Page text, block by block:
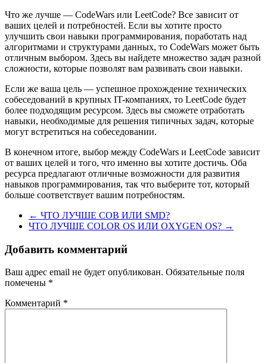
Что же лучше — CodeWars или LeetCode? Все зависит от
ваших целей и потребностей. Если вы хотите просто
улучшить свои навыки программирования, поработать над
алгоритмами и структурами данных, то CodeWars может быть
отличным выбором. Здесь вы найдете множество задач разной
сложности, которые позволят вам развивать свои навыки.
Если же ваша цель — успешное прохождение технических
собеседований в крупных IT-компаниях, то LeetCode будет
более подходящим ресурсом. Здесь вы сможете отработать
навыки, необходимые для решения типичных задач, которые
могут встретиться на собеседовании.
В конечном итоге, выбор между CodeWars и LeetCode зависит
от ваших целей и того, что именно вы хотите достичь. Оба
ресурса предлагают отличные возможности для развития
навыков программирования, так что выберите тот, который
больше соответствует вашим потребностям.
← ЧТО ЛУЧШЕ COB ИЛИ SMD?
ЧТО ЛУЧШЕ COLOR OS ИЛИ OXYGEN OS? →
Добавить комментарий
Ваш адрес email не будет опубликован. Обязательные поля
помечены *
Комментарий *